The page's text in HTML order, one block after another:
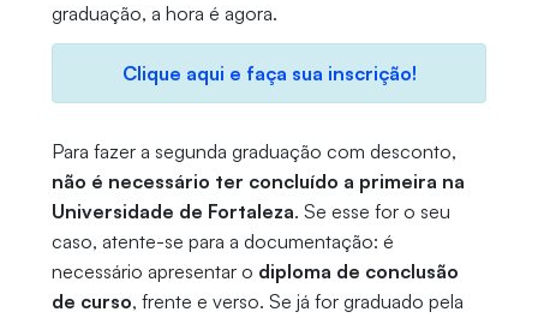
graduação, a hora é agora.
Clique aqui e faça sua inscrição!
Para fazer a segunda graduação com desconto,
não é necessário ter concluído a primeira na
Universidade de Fortaleza. Se esse for o seu
caso, atente-se para a documentação: é
necessário apresentar o diploma de conclusão
de curso, frente e verso. Se já for graduado pela